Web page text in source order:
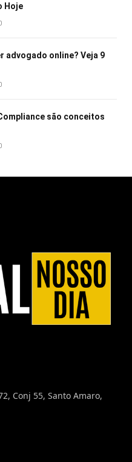
Hoje
advogado online? Veja 9
são conceitos
Conj 55, Santo Amaro,